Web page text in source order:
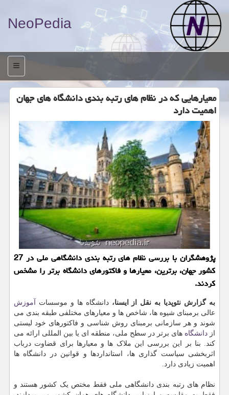
NeoPedia
منو
معیارهایی كه در نظام های رتبه بندی دانشگاه های جهان
اهمیت دارد
پژوهشگران با بررسی نظام های رتبه بندی دانشگاهی ملی در 27
کشور جهان، برترین، معیارها و فاکتورهای دانشگاه برتر را مشخص
کردند.
به گزارش نئوپدیا به نقل از ایسنا،دانشگاه ها و موسسات آموزش
عالی برمبنای شیوه ها، شاخص ها و معیارهای مختلفی طبقه بندی می
شوند و هر سازمانی برمبنای روش شناسی و فاکتورهای خود لیستی
از دانشگاه های برتر در سطح ملی، منطقه ای یا بین المللی ارائه می
کند. بنا بر این بررسی این ملاک ها و معیارها برای قضاوت درباب
اثربخشی سیاست گذاری ها، استانداردها و قوانین در دانشگاه ها
اهمیت زیادی دارد.
نظام های رتبه بندی دانشگاهی ملی فقط مختص یک کشور هستند و